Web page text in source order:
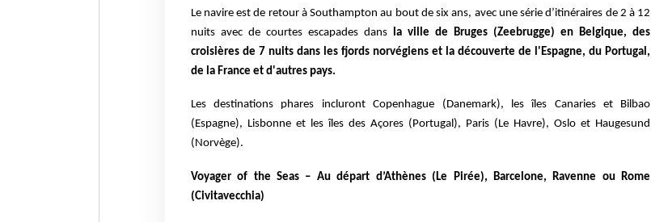
Le navire est de retour à Southampton au bout de six ans, avec une série d’itinéraires de 2 à 12
nuits avec de courtes escapades dansla ville de Bruges (Zeebrugge) en Belgique, des
croisières de 7 nuits dans les fjords norvégiens et la découverte de l'Espagne, du Portugal,
de la France et d'autres pays.
Les destinations phares inclurontCopenhague (Danemark), les îles Canaries et Bilbao
(Espagne), Lisbonne et les îles des Açores (Portugal), Paris (Le Havre), Oslo et Haugesund
(Norvège).
Voyager of the Seas – Au départ d’Athènes (Le Pirée), Barcelone, Ravenne ou Rome
(Civitavecchia)